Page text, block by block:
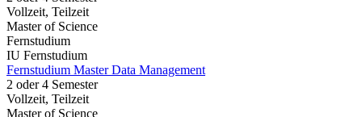
Vollzeit, Teilzeit
Master of Science
Fernstudium
IU Fernstudium
Fernstudium Master Data Management
2 oder 4 Semester
Vollzeit, Teilzeit
Master of Science